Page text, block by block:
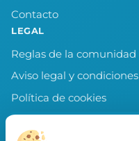
Contacto
LEGAL
Reglas de la comunidad
Aviso legal y condiciones
Política de cookies
Política de privacidad
Preferencias de cookies